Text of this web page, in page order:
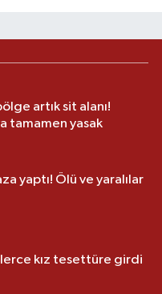
artık sit alanı!
tamamen yasak
yaptı! Ölü ve yaralılar
kız tesettüre girdi